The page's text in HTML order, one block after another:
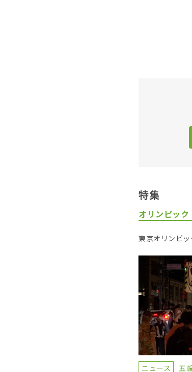
特集
オリンピック
東京オリンピ
ニュース 五